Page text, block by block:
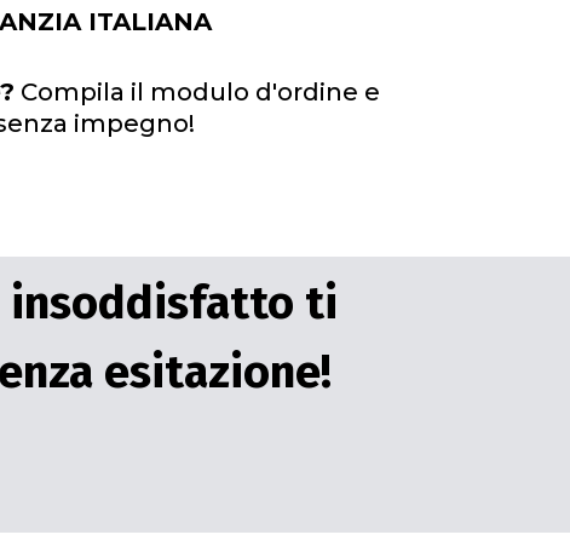
ITALIANA
Compila il modulo d'ordine e
impegno!
insoddisfatto ti
esitazione!